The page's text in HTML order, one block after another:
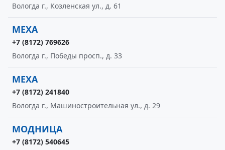
Вологда г., Козленская ул., д. 61
МЕХА
+7 (8172) 769626
Вологда г., Победы просп., д. 33
МЕХА
+7 (8172) 241840
Вологда г., Машиностроительная ул., д. 29
МОДНИЦА
+7 (8172) 540645